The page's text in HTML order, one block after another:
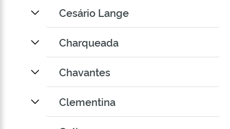
Cesário Lange
Charqueada
Chavantes
Clementina